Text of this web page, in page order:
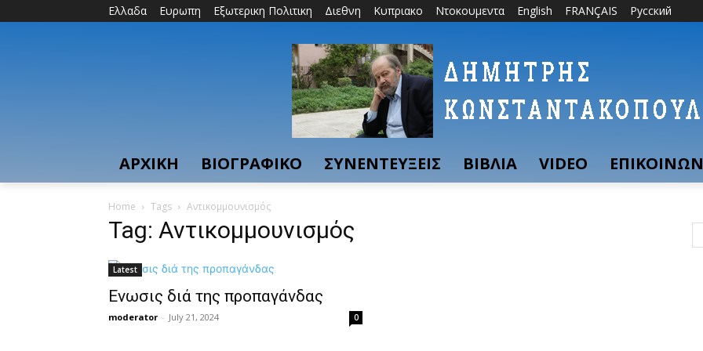
Ελλαδα Ευρωπη Εξωτερικη Πολιτικη Διεθνη Κυπριακο Ντοκουμεντα English FRANÇAIS Русский
ΑΡΧΙΚΗ ΒΙΟΓΡΑΦΙΚΟ ΣΥΝΕΝΤΕΥΞΕΙΣ ΒΙΒΛΙΑ VIDEO
Home Tags Αντικομμουνισμός
Tag: Αντικομμουνισμός
Latest
Ενωσις διά της προπαγάνδας
moderator - July 21, 2024 0